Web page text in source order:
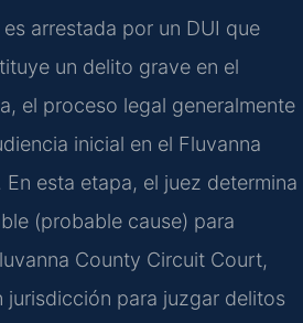
arrestada por un DUI que
un delito grave en el
el proceso legal generalmente
inicial en el Fluvanna
esta etapa, el juez determina
(probable cause) para
County Circuit Court,
jurisdicción para juzgar delitos